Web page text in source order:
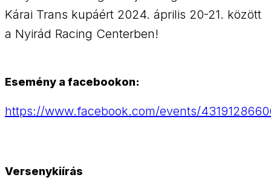
Kárai Trans kupáért 2024. április 20-21. között
a Nyirád Racing Centerben!
Esemény a facebookon:
https://www.facebook.com/events/
Versenykiírás